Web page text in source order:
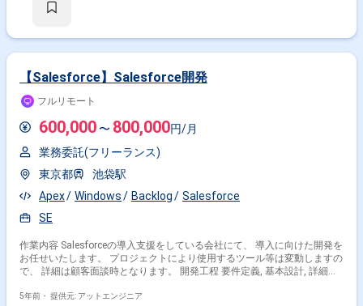
改修 ・顧客との折衝および要件定義の実施 勤務開始時には、プロジェク
りますので、お気軽にご相談頂けますと幸いです。 ----------------------------------------
-------------------------- ※弊社では、法人、請負いの案件は取り扱っておりません。
【Salesforce】Salesforce開発
フルリモート
600,000 〜 800,000円/月
業務委託(フリーランス)
東京都
池袋駅
Apex
Windows Backlog
Salesforce
SE
作業内容 Salesforceの導入支援をしている会社にて、 導入に向けた開発を
お任せいたします。 プロジェクトにより使用するツール等は変動しますの
で、 詳細は顧客面談時となります。 開発工程 要件定義, 基本設計, 詳細設
5年前・ 提供元: アットエンジニア